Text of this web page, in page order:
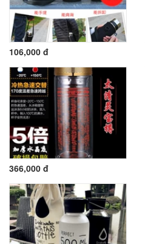
106,000 đ
366,000 đ